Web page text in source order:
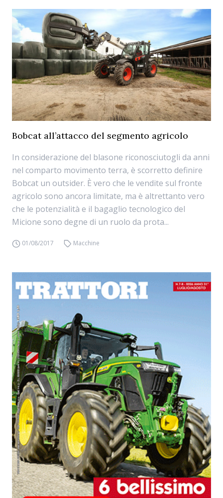
Bobcat all’attacco del segmento agricolo
In considerazione del blasone riconosciutogli da anni
nel comparto movimento terra, è scorretto definire
Bobcat un outsider. È vero che le vendite sul fronte
agricolo sono ancora limitate, ma è altrettanto vero
che le potenzialità e il bagaglio tecnologico del
Micione sono degne di un ruolo da prota...
01/08/2017 Macchine